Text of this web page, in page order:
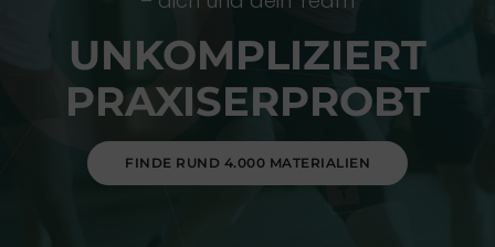
UNKOMPLIZIERT
PRAXISERPROBT
FINDE RUND 4.000 MATERIALIEN